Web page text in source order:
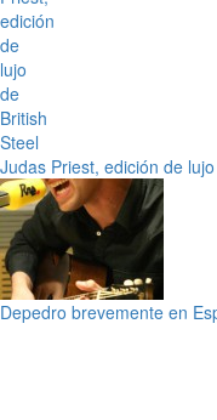
Judas Priest, edición de
Depedro brevemente en